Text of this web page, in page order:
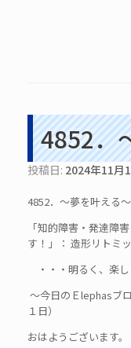
4852．
投稿日: 2024年11月
4852．～夢を叶える～
「知的障害・発達障
す！」： 造形リトミ
・・・明るく、楽し
～今日のＥlephasブ
１日）
おはようございます